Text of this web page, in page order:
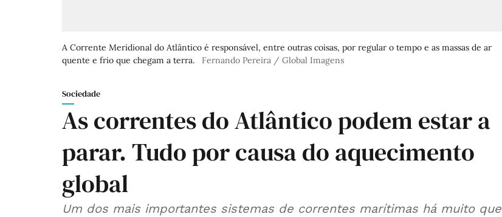
A Corrente Meridional do Atlântico é responsável, entre outras coisas, por regular o tempo e as massas de ar
quente e frio que chegam a terra.
Fernando Pereira / Global Imagens
Sociedade
As correntes do Atlântico podem estar a
parar. Tudo por causa do aquecimento
global
Um dos mais importantes sistemas de correntes marítimas há muito que